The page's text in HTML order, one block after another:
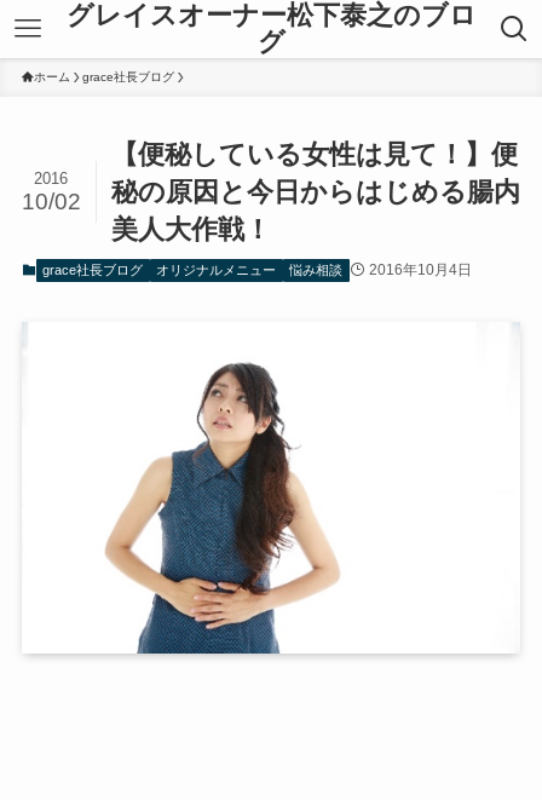
グレイスオーナー松下泰之のブロ
グ
ホーム grace社長ブログ
【便秘している女性は見て！】便
秘の原因と今日からはじめる腸内
美人大作戦！
2016
10/02
grace社長ブログ オリジナルメニュー 悩み相談 2016年10月4日